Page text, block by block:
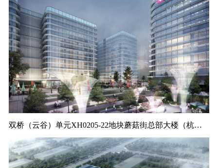
双桥（云谷）单元XH0205-22地块蘑菇街总部大楼（杭政工出【2019】14号）项目监理